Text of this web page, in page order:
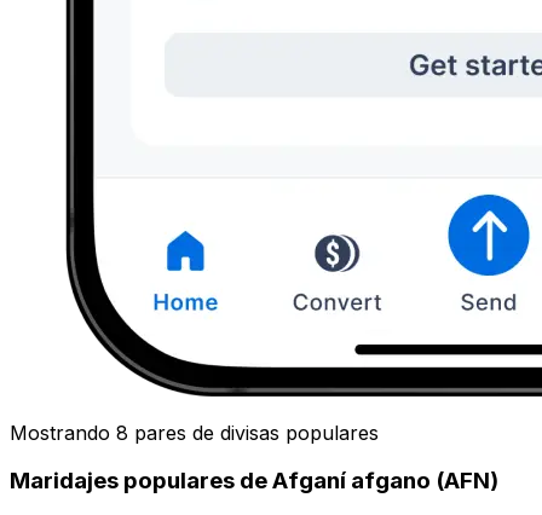
Mostrando 8 pares de divisas populares
Maridajes populares de Afganí afgano (AFN)